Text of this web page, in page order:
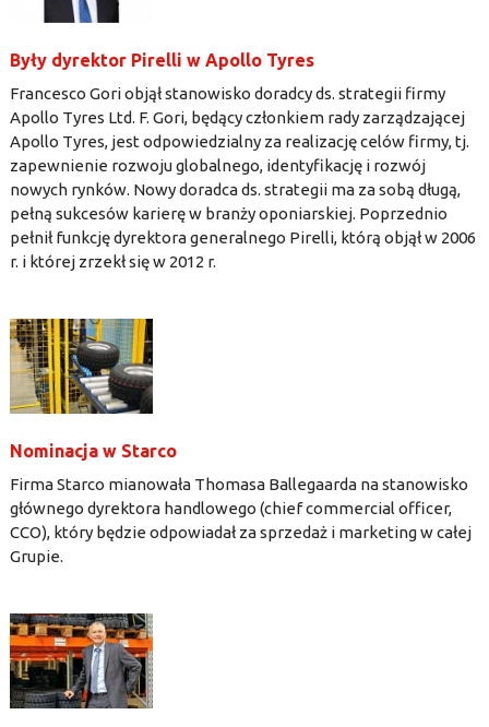
Były dyrektor Pirelli w Apollo Tyres
Francesco Gori objął stanowisko doradcy ds. strategii firmy
Apollo Tyres Ltd. F. Gori, będący członkiem rady zarządzającej
Apollo Tyres, jest odpowiedzialny za realizację celów firmy, tj.
zapewnienie rozwoju globalnego, identyfikację i rozwój
nowych rynków. Nowy doradca ds. strategii ma za sobą długą,
pełną sukcesów karierę w branży oponiarskiej. Poprzednio
pełnił funkcję dyrektora generalnego Pirelli, którą objął w 2006
r. i której zrzekł się w 2012 r.
Nominacja w Starco
Firma Starco mianowała Thomasa Ballegaarda na stanowisko
głównego dyrektora handlowego (chief commercial officer,
CCO), który będzie odpowiadał za sprzedaż i marketing w całej
Grupie.